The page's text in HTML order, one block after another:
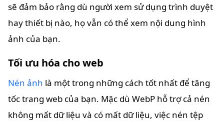
sẽ đảm bảo rằng dù người xem sử dụng trình duyệt
hay thiết bị nào, họ vẫn có thể xem nội dung hình
ảnh của bạn.
Tối ưu hóa cho web
Nén ảnh là một trong những cách tốt nhất để tăng
tốc trang web của bạn. Mặc dù WebP hỗ trợ cả nén
không mất dữ liệu và có mất dữ liệu, việc nén tệp